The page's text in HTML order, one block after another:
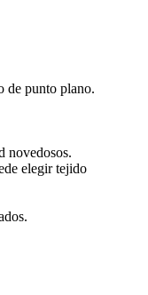
de punto plano.
novedosos.
elegir tejido